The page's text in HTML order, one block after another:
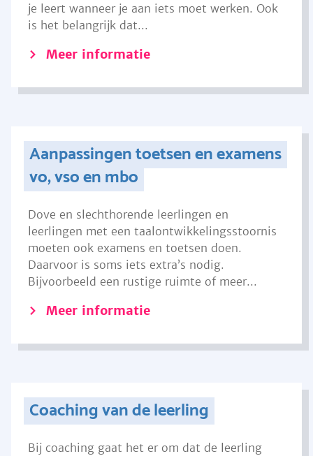
je leert wanneer je aan iets moet werken. Ook
is het belangrijk dat...
Meer informatie
Aanpassingen toetsen en examens
vo, vso en mbo
Dove en slechthorende leerlingen en
leerlingen met een taalontwikkelingsstoornis
moeten ook examens en toetsen doen.
Daarvoor is soms iets extra’s nodig.
Bijvoorbeeld een rustige ruimte of meer...
Meer informatie
Coaching van de leerling
Bij coaching gaat het er om dat de leerling